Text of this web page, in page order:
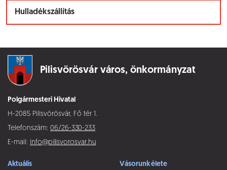
Hulladékszállítás
Pilisvörösvár város, önkormányzat
Polgármesteri Hivatal
H-2085 Pilisvörösvár, Fő tér 1.
Telefonszám: 06/26-330-233
E-mail: info@pilisvorosvar.hu
Aktuális Vásorunk élete